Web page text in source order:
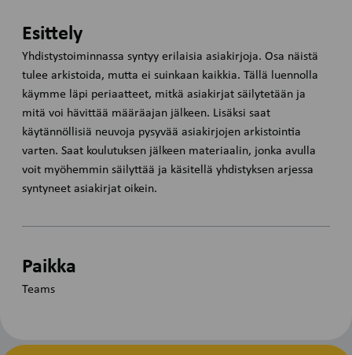
Esittely
Yhdistystoiminnassa syntyy erilaisia asiakirjoja. Osa näistä
tulee arkistoida, mutta ei suinkaan kaikkia. Tällä luennolla
käymme läpi periaatteet, mitkä asiakirjat säilytetään ja
mitä voi hävittää määräajan jälkeen. Lisäksi saat
käytännöllisiä neuvoja pysyvää asiakirjojen arkistointia
varten. Saat koulutuksen jälkeen materiaalin, jonka avulla
voit myöhemmin säilyttää ja käsitellä yhdistyksen arjessa
syntyneet asiakirjat oikein.
Paikka
Teams